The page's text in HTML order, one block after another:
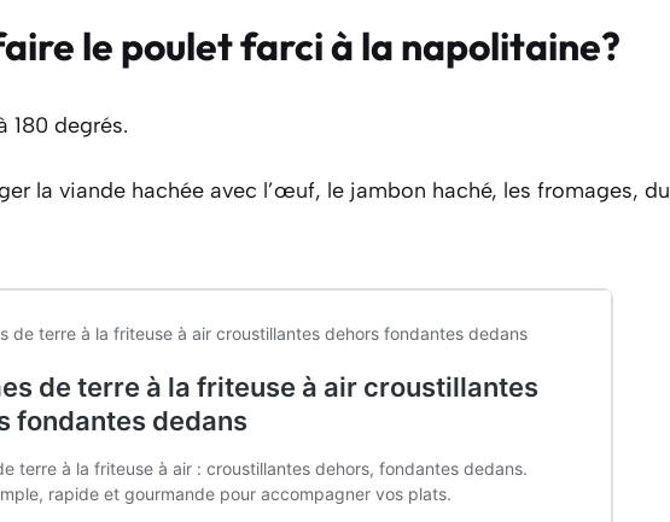
le poulet farci à la napolitaine?
180 degrés.
la viande hachée avec l’œuf, le jambon haché, les fromages, du